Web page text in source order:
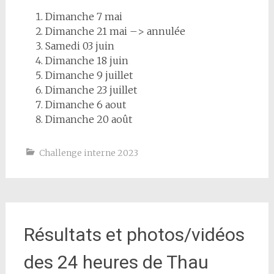
Dimanche 7 mai
Dimanche 21 mai –> annulée
Samedi 03 juin
Dimanche 18 juin
Dimanche 9 juillet
Dimanche 23 juillet
Dimanche 6 aout
Dimanche 20 août
Challenge interne 2023
Résultats et photos/vidéos
des 24 heures de Thau